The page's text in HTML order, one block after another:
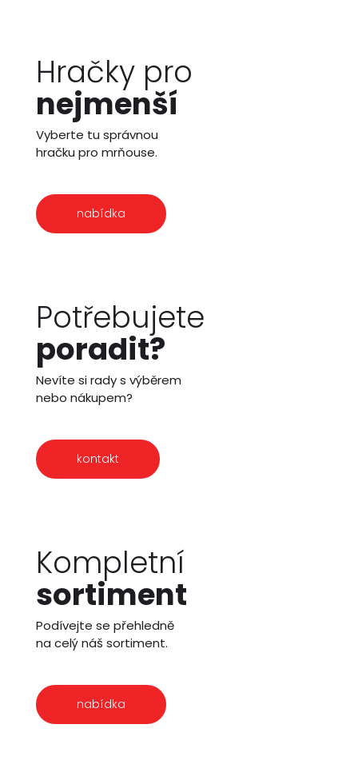
Hračky pro
nejmenší
Vyberte tu správnou
hračku pro mrňouse.
nabídka
Potřebujete
poradit?
Nevíte si rady s výběrem
nebo nákupem?
kontakt
Kompletní
sortiment
Podívejte se přehledně
na celý náš sortiment.
nabídka